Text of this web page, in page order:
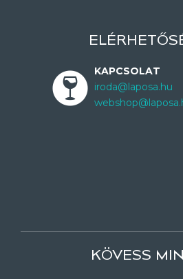
KAPCSOLAT
iroda@laposa.hu
KÖVESS